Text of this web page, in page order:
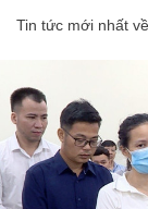
Tin tức mới nhất về